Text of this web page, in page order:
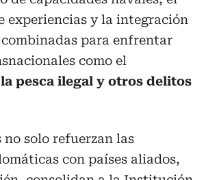
experiencias y la integración
para enfrentar
como el
pesca ilegal y otros delitos
no solo refuerzan las
con países aliados,